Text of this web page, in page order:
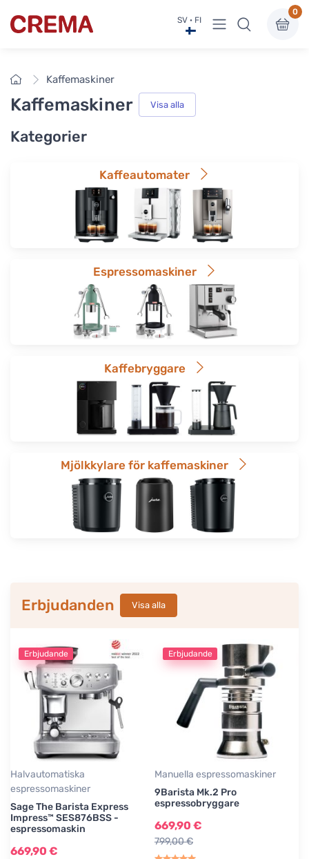
Crema SV · FI Visa undermeny
0
Framsidan
Kaffemaskiner
Kaffemaskiner Visa alla
Kategorier
Kaffeautomater
Espressomaskiner
Kaffebryggare
Mjölkkylare för kaffemaskiner
Erbjudanden Visa alla
Erbjudande
Halvautomatiska
espressomaskiner
Sage The Barista Express
Impress™ SES876BSS -
espressomaskin
669,90 €
Erbjudande
Manuella espressomaskiner
9Barista Mk.2 Pro
espressobryggare
669,90 €
799,00 €